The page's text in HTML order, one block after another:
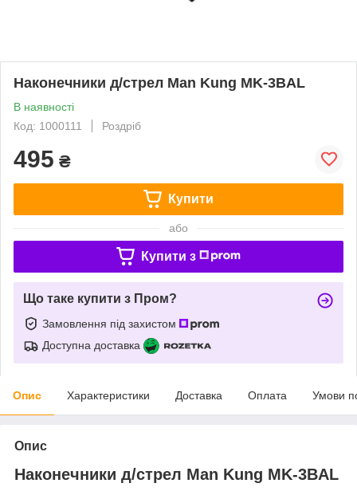
Наконечники д/стрел Man Kung MK-3BAL
В наявності
Код: 1000111
Роздріб
495 ₴
Купити
або
Купити з
Що таке купити з Пром?
Замовлення під захистом
Доступна доставка
Опис Характеристики Доставка Оплата Умови
Опис
Наконечники д/стрел Man Kung MK-3BAL